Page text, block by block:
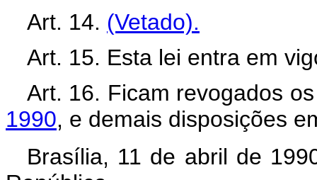
Art. 14. (Vetado).
Art. 15. Esta lei entra em
Art. 16. Ficam revogados
1990, e demais disposições
Brasília, 11 de abril de